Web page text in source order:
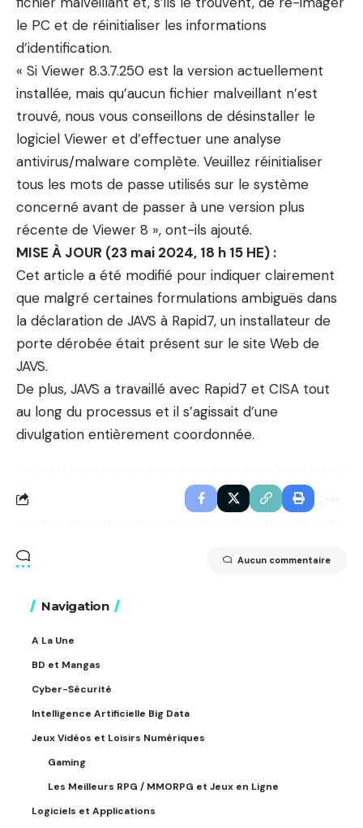
le PC et de réinitialiser les informations
d’identification.
« Si Viewer 8.3.7.250 est la version actuellement
installée, mais qu’aucun fichier malveillant n’est
trouvé, nous vous conseillons de désinstaller le
logiciel Viewer et d’effectuer une analyse
antivirus/malware complète. Veuillez réinitialiser
tous les mots de passe utilisés sur le système
concerné avant de passer à une version plus
récente de Viewer 8 », ont-ils ajouté.
MISE À JOUR (23 mai 2024, 18 h 15 HE) :
Cet article a été modifié pour indiquer clairement
que malgré certaines formulations ambiguës dans
la déclaration de JAVS à Rapid7, un installateur de
porte dérobée était présent sur le site Web de
JAVS.
De plus, JAVS a travaillé avec Rapid7 et CISA tout
au long du processus et il s’agissait d’une
divulgation entièrement coordonnée.
Aucun commentaire
Navigation
A La Une
BD et Mangas
Cyber-Sécurité
Intelligence Artificielle Big Data
Jeux Vidéos et Loisirs Numériques
Gaming
Les Meilleurs RPG / MMORPG et Jeux en Ligne
Logiciels et Applications